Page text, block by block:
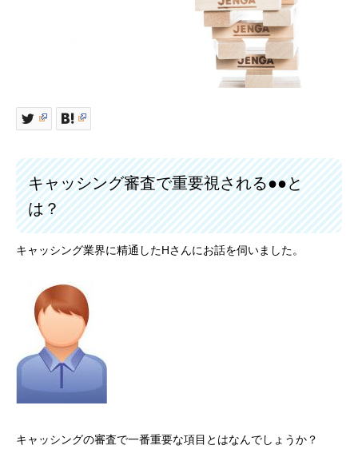
キャッシング審査で重要視される●●と
は？
キャッシング業界に精通したHさんにお話を伺いました。
キャッシングの審査で一番重要な項目とはなんでしょうか？